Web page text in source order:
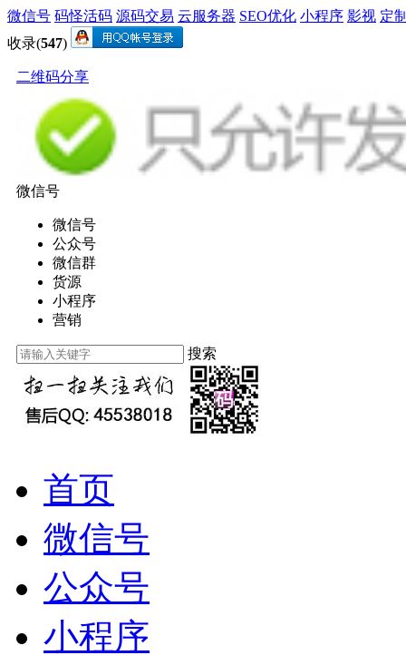
微信号 码怪活码 源码交易 云服务器 SEO优化 小程序 影视 定
收录(547)
二维码分享
微信号
微信号
公众号
微信群
货源
小程序
营销
搜索
首页
微信号
公众号
小程序